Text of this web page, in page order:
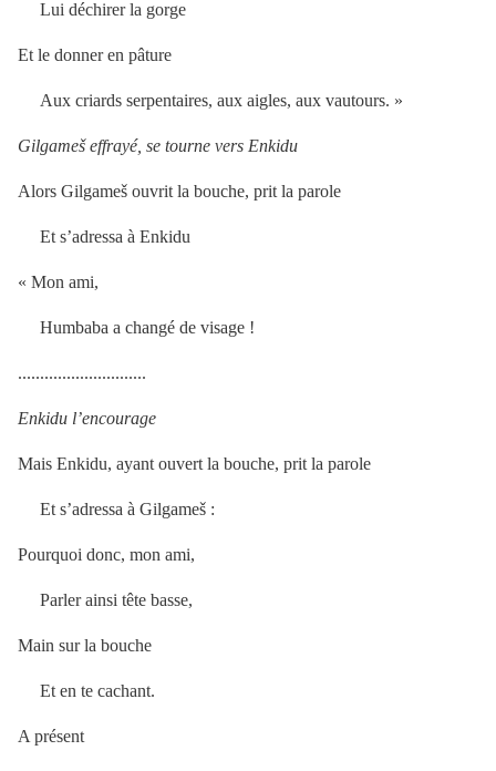
Lui déchirer la gorge
Et le donner en pâture
Aux criards serpentaires, aux aigles, aux vautours. »
Gilgameš effrayé, se tourne vers Enkidu
Alors Gilgameš ouvrit la bouche, prit la parole
Et s’adressa à Enkidu
« Mon ami,
Humbaba a changé de visage !
.............................
Enkidu l’encourage
Mais Enkidu, ayant ouvert la bouche, prit la parole
Et s’adressa à Gilgameš :
Pourquoi donc, mon ami,
Parler ainsi tête basse,
Main sur la bouche
Et en te cachant.
A présent